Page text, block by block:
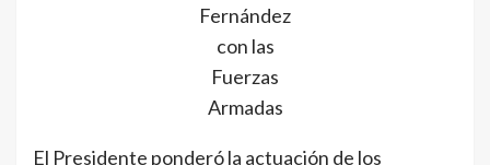
Fernández
con las
Fuerzas
Armadas
El Presidente ponderó la actuación de los